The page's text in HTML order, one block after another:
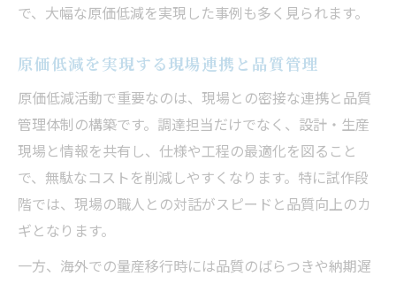
で、大幅な原価低減を実現した事例も多く見られます。
原価低減を実現する現場連携と品質管理
原価低減活動で重要なのは、現場との密接な連携と品質
管理体制の構築です。調達担当だけでなく、設計・生産
現場と情報を共有し、仕様や工程の最適化を図ること
で、無駄なコストを削減しやすくなります。特に試作段
階では、現場の職人との対話がスピードと品質向上のカ
ギとなります。
一方、海外での量産移行時には品質のばらつきや納期遅